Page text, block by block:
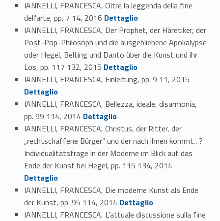
IANNELLI, FRANCESCA, Oltre la leggenda della fine
dell'arte, pp. 7 14, 2016 Link identifier #identifier_person_40504-146
Dettaglio
IANNELLI, FRANCESCA, Der Prophet, der Häretiker, der
Post-Pop-Philosoph und die ausgebliebene Apokalypse
oder Hegel, Belting und Danto über die Kunst und ihr
Los, pp. 117 132, 2015 Link identifier #identifier_person_83058-147
Dettaglio
IANNELLI, FRANCESCA, Einleitung, pp. 9 11, 2015
Dettaglio
IANNELLI, FRANCESCA, Bellezza, ideale, disarmonia,
pp. 99 114, 2014 Link identifier #identifier_person_120711-149
Dettaglio
IANNELLI, FRANCESCA, Christus, der Ritter, der
„rechtschaffene Bürger” und der nach ihnen kommt…?
Individualitätsfrage in der Moderne im Blick auf das
Ende der Kunst bei Hegel, pp. 115 134, 2014
Dettaglio
IANNELLI, FRANCESCA, Die moderne Kunst als Ende
der Kunst, pp. 95 114, 2014 Link identifier #identifier_person_71266-151
Dettaglio
IANNELLI, FRANCESCA, L’attuale discussione sulla fine